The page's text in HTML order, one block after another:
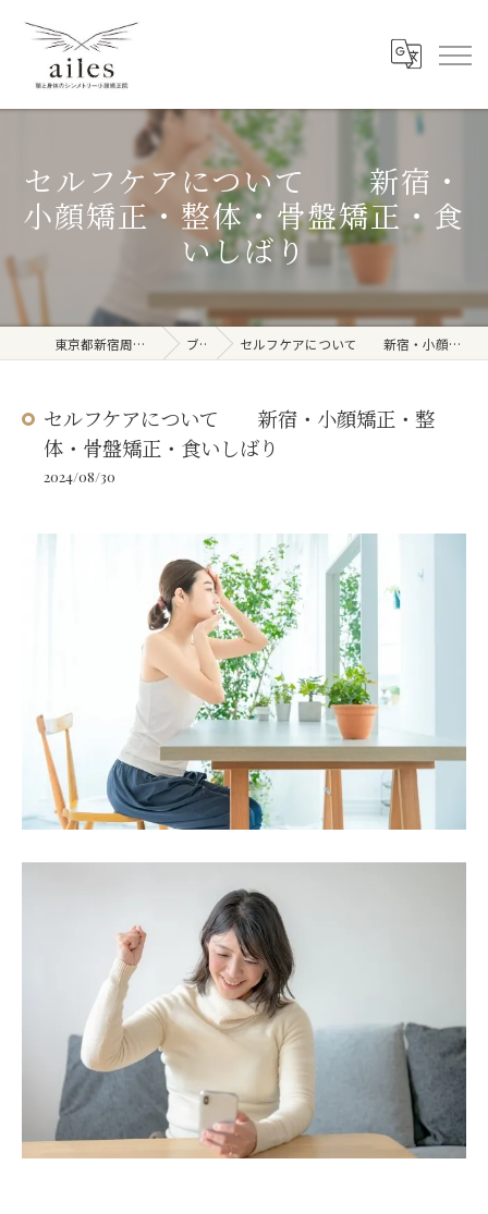
セルフケアについて 新宿・
小顔矯正・整体・骨盤矯正・食
いしばり
東京都新宿周辺の整体ならailes ブログ セルフケアについて 新宿・小顔矯正・整体・骨盤矯正・食いしばり
セルフケアについて 新宿・小顔矯正・整
体・骨盤矯正・食いしばり
2024/08/30